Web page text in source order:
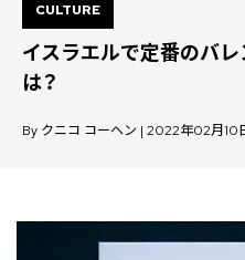
CULTURE
イスラエルで定番のバ
は？
By クニコ コーヘン | 2022年02月10